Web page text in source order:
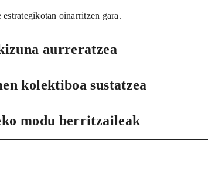
estrategikotan oinarritzen gara.
aurreratzea
kolektiboa sustatzea
modu berritzaileak